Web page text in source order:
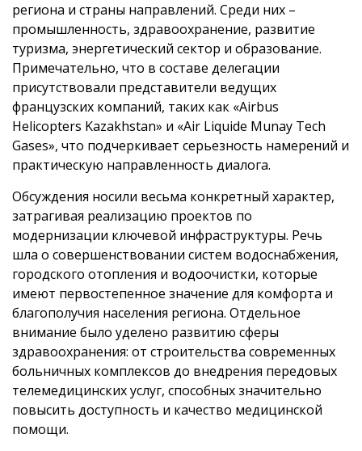
региона и страны направлений. Среди них –
промышленность, здравоохранение, развитие
туризма, энергетический сектор и образование.
Примечательно, что в составе делегации
присутствовали представители ведущих
французских компаний, таких как «Airbus
Helicopters Kazakhstan» и «Air Liquide Munay Tech
Gases», что подчеркивает серьезность намерений и
практическую направленность диалога.
Обсуждения носили весьма конкретный характер,
затрагивая реализацию проектов по
модернизации ключевой инфраструктуры. Речь
шла о совершенствовании систем водоснабжения,
городского отопления и водоочистки, которые
имеют первостепенное значение для комфорта и
благополучия населения региона. Отдельное
внимание было уделено развитию сферы
здравоохранения: от строительства современных
больничных комплексов до внедрения передовых
телемедицинских услуг, способных значительно
повысить доступность и качество медицинской
помощи.